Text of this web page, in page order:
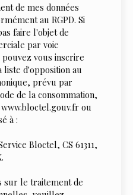
de mes données
au RGPD. Si
faire l'objet de
par voie
vous inscrire
d'opposition au
prévu par
de la consommation,
ou
à :
Bloctel, CS 61311,
sur le traitement de